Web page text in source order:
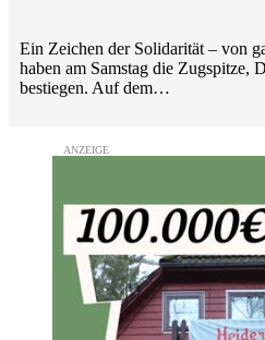
Ein Zeichen der Solidarität – von
haben am Samstag die Zugspitze,
bestiegen. Auf dem…